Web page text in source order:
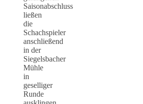
Saisonabschluss
ließen
die
Schachspieler
anschließend
in der
Siegelsbacher
Mühle
in
geselliger
Runde